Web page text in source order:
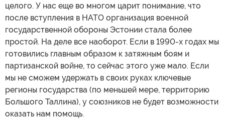
целого. У нас еще во многом царит понимание, что
после вступления в НАТО организация военной
государственной обороны Эстонии стала более
простой. На деле все наоборот. Если в 1990-х годах мы
готовились главным образом к затяжным боям и
партизанской войне, то сейчас этого уже мало. Если
мы не сможем удержать в своих руках ключевые
регионы государства (по меньшей мере, территорию
Большого Таллина), у союзников не будет возможности
оказать нам помощь.